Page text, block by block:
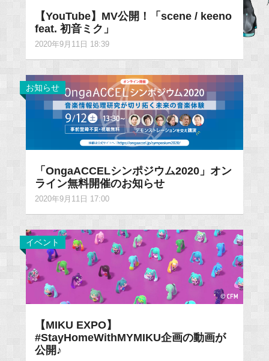
【YouTube】MV公開！「scene / keeno
feat. 初音ミク」
2020年9月11日 18:39
お知らせ
「OngaACCELシンポジウム2020」オン
ライン無料開催のお知らせ
2020年9月11日 17:00
イベント
【MIKU EXPO】
#StayHomeWithMYMIKU企画の動画が
公開♪